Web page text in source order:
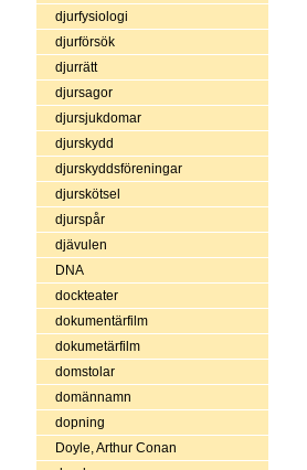
djurfysiologi
djurförsök
djurrätt
djursagor
djursjukdomar
djurskydd
djurskyddsföreningar
djurskötsel
djurspår
djävulen
DNA
dockteater
dokumentärfilm
dokumetärfilm
domstolar
domännamn
dopning
Doyle, Arthur Conan